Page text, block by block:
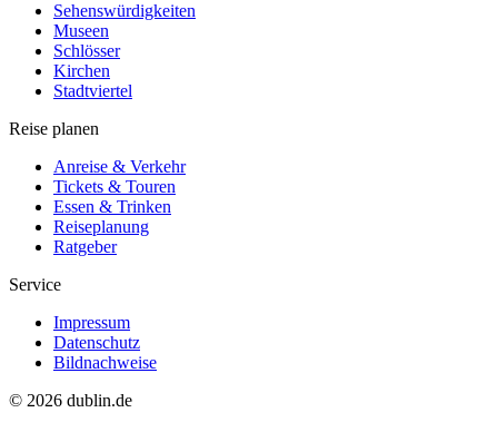
Sehenswürdigkeiten
Museen
Schlösser
Kirchen
Stadtviertel
Reise planen
Anreise & Verkehr
Tickets & Touren
Essen & Trinken
Reiseplanung
Ratgeber
Service
Impressum
Datenschutz
Bildnachweise
© 2026 dublin.de